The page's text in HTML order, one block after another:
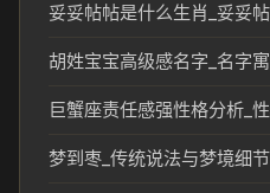
胡姓宝宝高级感名字_名字
巨蟹座责任感强性格分析_
梦到枣_传统说法与梦境细节